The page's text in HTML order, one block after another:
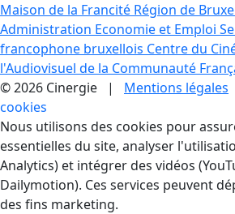
Maison de la Francité Région de
Administration Economie et Emploi
francophone bruxellois Centre du
l'Audiovisuel de la Communauté
© 2026 Cinergie | Mentions légales
cookies
Gestion des Cookies
Nous utilisons des cookies pour
essentielles du site, analyser
Analytics) et intégrer des vidéos
Dailymotion). Ces services peuvent
des fins marketing.